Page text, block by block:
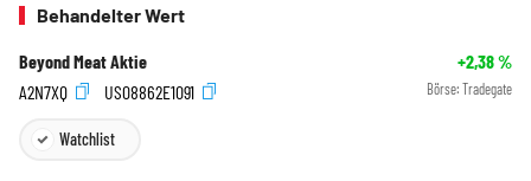
Behandelter Wert
Beyond Meat Aktie +2,38%
A2N7XQ
US08862E1091 Börse: Tradegate
Watchlist